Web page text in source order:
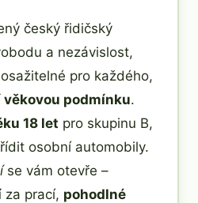
český řidičský
a nezávislost,
pro každého,
věkovou podmínku.
18 let pro skupinu B,
osobní automobily.
se vám otevře –
za prací, pohodlné